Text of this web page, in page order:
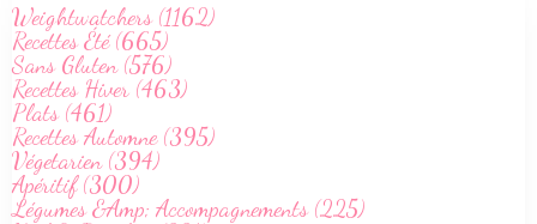
Weightwatchers (1162)
Recettes Été (665)
Sans Gluten (576)
Recettes Hiver (463)
Plats (461)
Recettes Automne (395)
Végetarien (394)
Apéritif (300)
Légumes &Amp; Accompagnements (225)